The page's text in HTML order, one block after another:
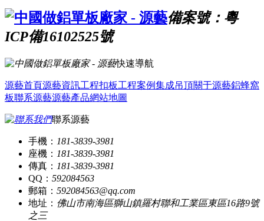
備案號：粵
ICP備16102525號
快速導航
源藝首頁源藝資訊工程扣板工程案例集成吊頂關于源藝鋁蜂窩
板聯系源藝源藝產品網站地圖
聯系源藝
手機： 181-3839-3981
座機： 181-3839-3981
傳真： 181-3839-3981
QQ： 592084563
郵箱： 592084563@qq.com
地址： 佛山市南海區獅山鎮羅村聯和工業區東區16路9號
之三